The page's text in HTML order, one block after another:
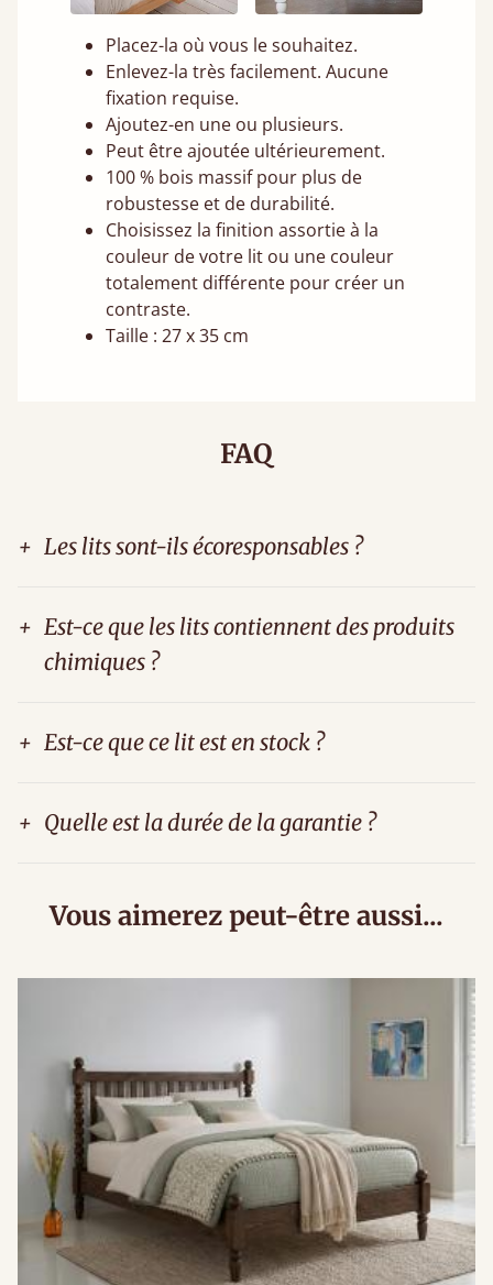
Placez-la où vous le souhaitez.
Enlevez-la très facilement. Aucune
fixation requise.
Ajoutez-en une ou plusieurs.
Peut être ajoutée ultérieurement.
100 % bois massif pour plus de
robustesse et de durabilité.
Choisissez la finition assortie à la
couleur de votre lit ou une couleur
totalement différente pour créer un
contraste.
Taille : 27 x 35 cm
FAQ
+ Les lits sont-ils écoresponsables ?
+ Est-ce que les lits contiennent des produits
chimiques ?
+ Est-ce que ce lit est en stock ?
+ Quelle est la durée de la garantie ?
Vous aimerez peut-être aussi...